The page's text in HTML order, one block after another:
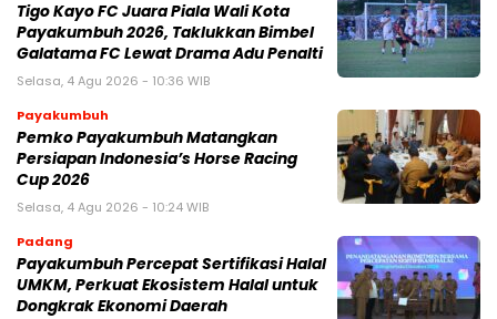
Tigo Kayo FC Juara Piala Wali Kota
Payakumbuh 2026, Taklukkan Bimbel
Galatama FC Lewat Drama Adu Penalti
Selasa, 4 Agu 2026 - 10:36 WIB
Payakumbuh
Pemko Payakumbuh Matangkan
Persiapan Indonesia’s Horse Racing
Cup 2026
Selasa, 4 Agu 2026 - 10:24 WIB
Padang
Payakumbuh Percepat Sertifikasi Halal
UMKM, Perkuat Ekosistem Halal untuk
Dongkrak Ekonomi Daerah